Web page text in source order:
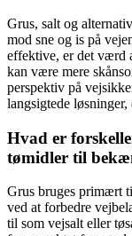
Grus, salt og
mod sne og is på
effektive, er det værd
kan være mere
perspektiv på
langsigtede
Hvad er
tømidler til
Grus bruges primært
ved at forbedre
til som vejsalt eller